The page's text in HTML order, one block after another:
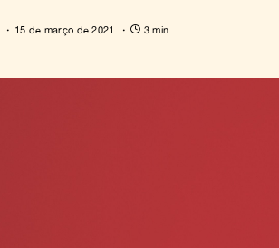
15 de março de 2021 3 min